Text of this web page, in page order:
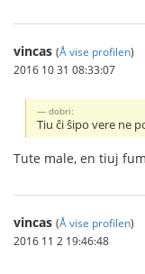
vincas (Å vise profilen)
2016 10 31 08:33:07
dobri:
Tiu ĉi ŝipo vere ne
Tute male, en tiuj
vincas (Å vise profilen)
2016 11 2 19:46:48